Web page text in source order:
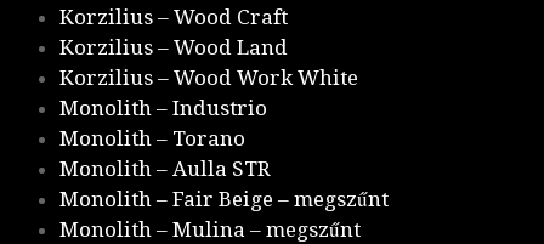
Korzilius – Wood Craft
Korzilius – Wood Land
Korzilius – Wood Work White
Monolith – Industrio
Monolith – Torano
Monolith – Aulla STR
Monolith – Fair Beige – megszűnt
Monolith – Mulina – megszűnt